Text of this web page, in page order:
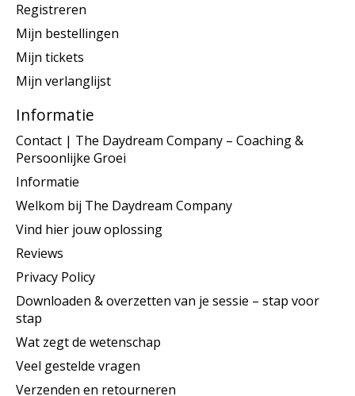
Registreren
Mijn bestellingen
Mijn tickets
Mijn verlanglijst
Informatie
Contact | The Daydream Company – Coaching &
Persoonlijke Groei
Informatie
Welkom bij The Daydream Company
Vind hier jouw oplossing
Reviews
Privacy Policy
Downloaden & overzetten van je sessie – stap voor
stap
Wat zegt de wetenschap
Veel gestelde vragen
Verzenden en retourneren